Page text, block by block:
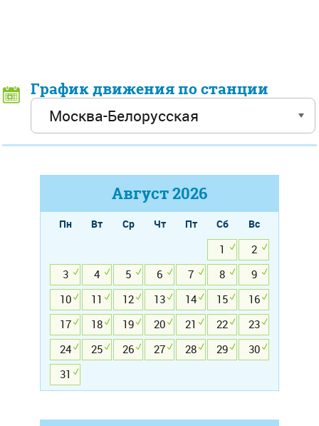
График движения по станции
Август2026
Пн Вт Ср Чт Пт Сб
Вс
1
2
3
4 5 6 7 8
9
10
11 12 13 14 15
16
17
18 19 20 21 22
23
24
25 26 27 28 29
30
31